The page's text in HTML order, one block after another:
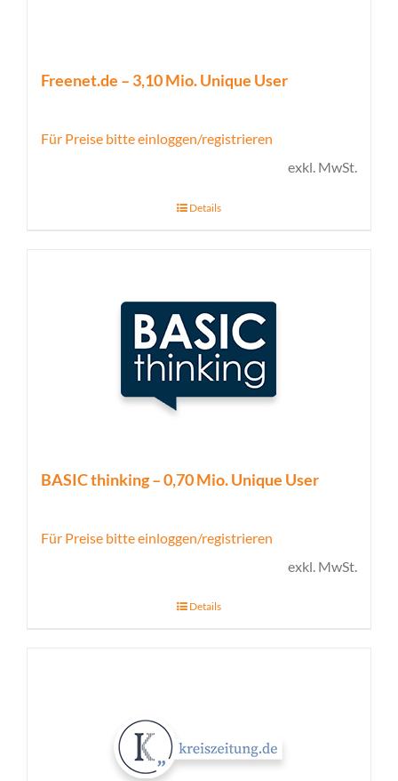
Freenet.de – 3,10 Mio. Unique User
Für Preise bitte einloggen/registrieren
exkl. MwSt.
Details
BASIC thinking – 0,70 Mio. Unique User
Für Preise bitte einloggen/registrieren
exkl. MwSt.
Details